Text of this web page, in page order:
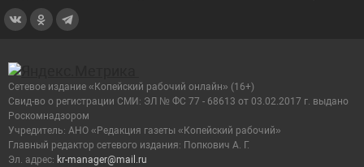
Сетевое издание «Копейский рабочий онлайн» (16+)
Cвид-во о регистрации СМИ: ЭЛ № ФС 77 - 68613 от 03.02.2017 г. выдано
Роскомнадзором
Учредитель: АНО «Редакция газеты «Копейский рабочий»
Главный редактор сетевого издания: Попкович А. Г.
Эл. адрес: kr-manager@mail.ru